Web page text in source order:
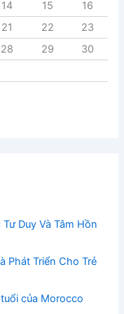
14 15
16
21 22
23
28 29
30
Duy Và Tâm Hồn
Phát Triển Cho Trẻ
của Morocco